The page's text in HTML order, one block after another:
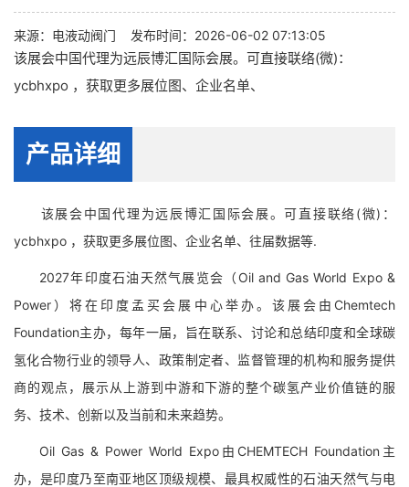
来源： 电液动阀门 发布时间：2026-06-02 07:13:05
该展会中国代理为远辰博汇国际会展。可直接联络(微)：
ycbhxpo ，获取更多展位图、企业名单、
产品详细
该展会中国代理为远辰博汇国际会展。可直接联络(微)：
ycbhxpo ，获取更多展位图、企业名单、往届数据等.
2027年印度石油天然气展览会（Oil and Gas World Expo &
Power）将在印度孟买会展中心举办。该展会由Chemtech
Foundation主办，每年一届，旨在联系、讨论和总结印度和全球碳
氢化合物行业的领导人、政策制定者、监督管理的机构和服务提供
商的观点，展示从上游到中游和下游的整个碳氢产业价值链的服
务、技术、创新以及当前和未来趋势。
Oil Gas & Power World Expo由CHEMTECH Foundation主
办，是印度乃至南亚地区顶级规模、最具权威性的石油天然气与电